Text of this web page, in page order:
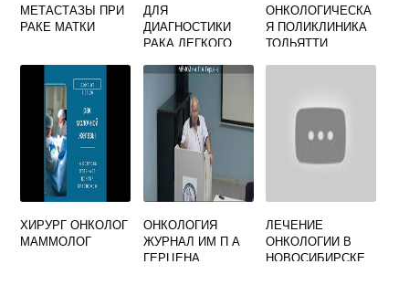
МЕТАСТАЗЫ ПРИ
РАКЕ МАТКИ
ДЛЯ
ДИАГНОСТИКИ
РАКА ЛЕГКОГО
ТЕСТ
ОНКОЛОГИЧЕСКА
Я ПОЛИКЛИНИКА
ТОЛЬЯТТИ
ХИРУРГ ОНКОЛОГ
МАММОЛОГ
ОНКОЛОГИЯ
ЖУРНАЛ ИМ П А
ГЕРЦЕНА
ЛЕЧЕНИЕ
ОНКОЛОГИИ В
НОВОСИБИРСКЕ